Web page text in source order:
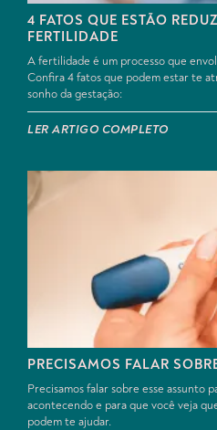
4 FATOS QUE ESTÃO
FERTILIDADE
A fertilidade é um processo que
Confira 4 fatos que podem estar te
sonho da gestação:
LER ARTIGO COMPLETO
PRECISAMOS FALAR
Precisamos falar sobre esse assunto
acontecendo e para que você veja
podem te ajudar.